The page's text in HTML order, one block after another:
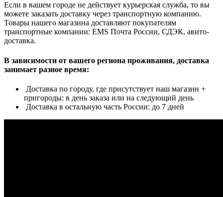
Если в вашем городе не действует курьерская служба, то вы
можете заказать доставку через транспортную компанию.
Товары нашего магазина доставляют покупателям
транспортные компании: EMS Почта России, СДЭК, авито-
доставка.
В зависимости от вашего региона проживания, доставка
занимает разное время:
Доставка по городу, где присутствует наш магазин +
пригороды: в день заказа или на следующий день
Доставка в остальную часть России: до 7 дней